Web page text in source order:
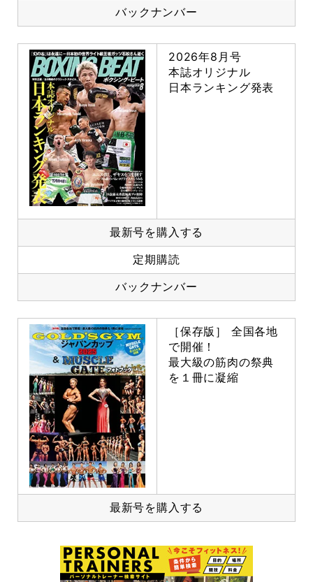
バックナンバー
2026年8月号
本誌オリジナル
日本ランキング発表
最新号を購入する
定期購読
バックナンバー
［保存版］ 全国各地
で開催！
最大級の筋肉の祭典
を１冊に凝縮
最新号を購入する